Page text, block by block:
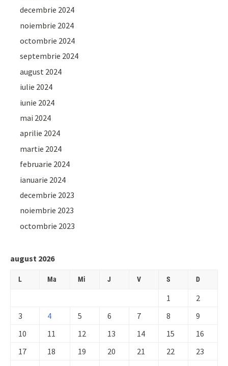
decembrie 2024
noiembrie 2024
octombrie 2024
septembrie 2024
august 2024
iulie 2024
iunie 2024
mai 2024
aprilie 2024
martie 2024
februarie 2024
ianuarie 2024
decembrie 2023
noiembrie 2023
octombrie 2023
august 2026
L Ma Mi J V S D
1
2
3
4 5 6 7 8
9
10
11 12 13 14 15
16
17
18 19 20 21 22
23